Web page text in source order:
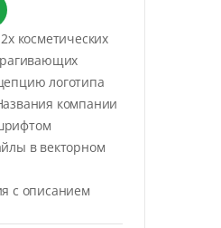
косметических
логотипа
компании
в векторном
с описанием